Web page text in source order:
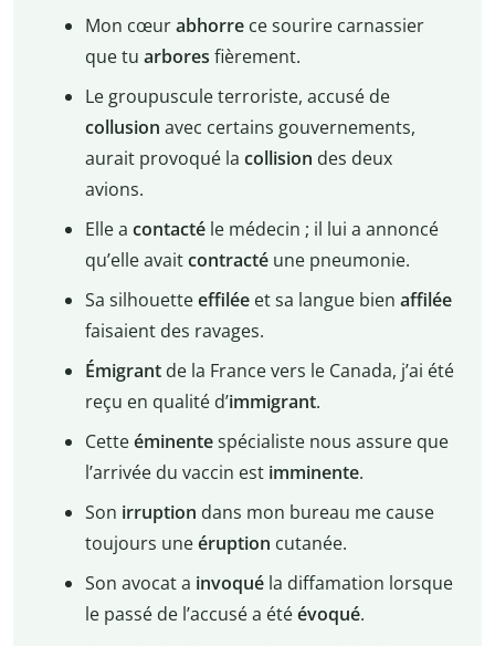
Mon cœurabhorrece sourire carnassier
que tu arbores fièrement.
Le groupuscule terroriste, accusé de
collusion avec certains gouvernements,
aurait provoqué la collision des deux
avions.
Elle a contactéle médecin ; il lui a annoncé
qu’elle avaitcontractéune pneumonie.
Sa silhouetteeffiléeet sa langue bien affilée
faisaient des ravages.
Émigrantde la France vers le Canada, j’ai été
reçu en qualité d’immigrant.
Cetteéminentespécialiste nous assure que
l’arrivée du vaccin est imminente.
Son irruption dans mon bureau me cause
toujours uneéruption cutanée.
Son avocat a invoqué la diffamation lorsque
le passé de l’accusé a étéévoqué.